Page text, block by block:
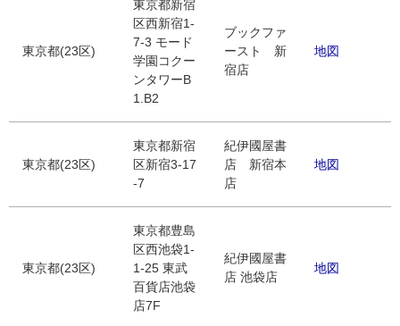
東京都(23区)
東京都新宿
区西新宿1-
7-3 モード
学園コクー
ンタワーB
1.B2
ブックファ
ースト 新
宿店
地図
東京都(23区)
東京都新宿
区新宿3-17
-7
紀伊國屋書
店 新宿本
店
地図
東京都(23区)
東京都豊島
区西池袋1-
1-25 東武
百貨店池袋
店7F
紀伊國屋書
店 池袋店
地図